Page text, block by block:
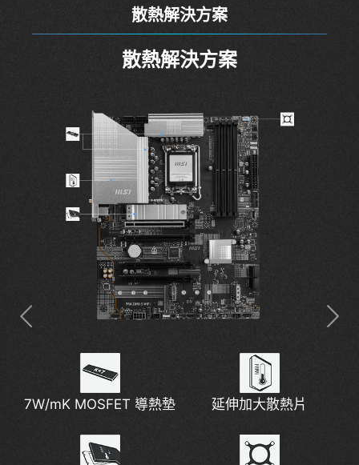
獨家技術
獨家技術
2x 8 Pin 電源連接埠 數位 PWM
Thunderbolt 4 2.5G 網路解決方案
7W/mK MOSFET 導熱墊 延伸加大散熱片